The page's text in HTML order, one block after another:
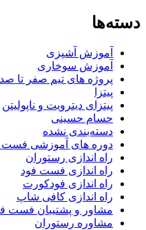
دسته‌ها
آموزش آشپزی
آموزش سوخاری
پروژه های تیم صفر تا صد
پیتزا
پیتزای دیترویت و ناپولیتن
حسام حسینی
دسته‌بندی نشده
دوره های آموزشی فست
راه اندازی رستوران
راه اندازی فست فود
راه اندازی فودکورت
راه اندازی کافی شاپ
مشاور و پشتیبان فست
مشاوره رستوران